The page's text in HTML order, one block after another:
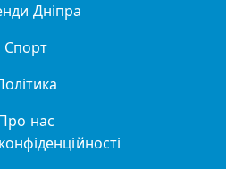
Дніпра
Спорт
нас